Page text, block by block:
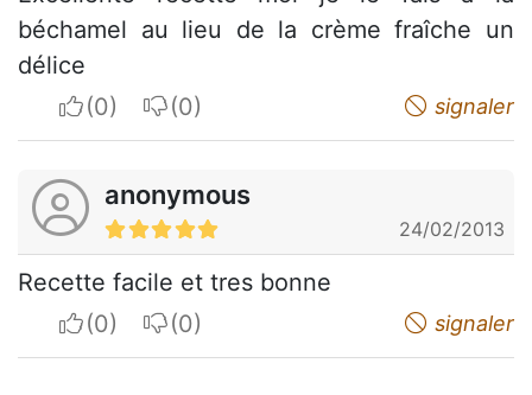
béchamel au lieu de la crème fraîche un
délice
I apreciateI do not appreciate signaler
anonymous
24/02/2013
Recette facile et tres bonne
I apreciateI do not appreciate signaler